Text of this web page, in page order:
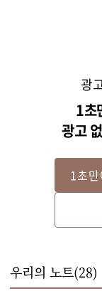
깨끗이 씻은 쪽파는
광
1초
광고
1초
우리의 노트(28)